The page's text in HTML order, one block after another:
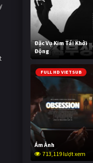
Đặc Vụ Kim Tái Khởi
Động
590,833 lượt xem
FULL HD VIETSUB
Ám Ảnh
713,119 lượt xem